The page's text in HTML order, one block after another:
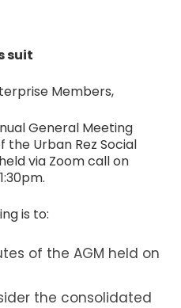
suit
Members,
General Meeting
Urban Rez Social
via Zoom call on
is to:
of the AGM held on
the consolidated